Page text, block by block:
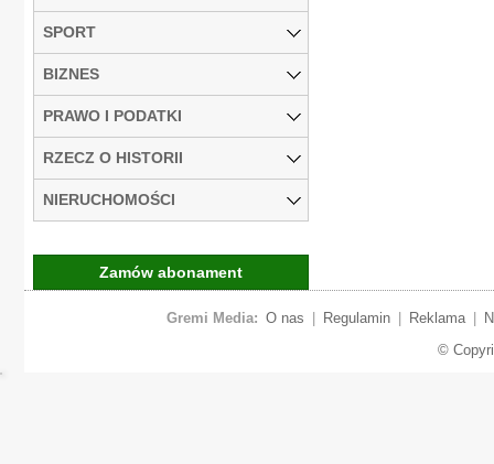
SPORT
BIZNES
PRAWO I PODATKI
RZECZ O HISTORII
NIERUCHOMOŚCI
Zamów abonament
Gremi Media: O nas Regulamin Reklama
©